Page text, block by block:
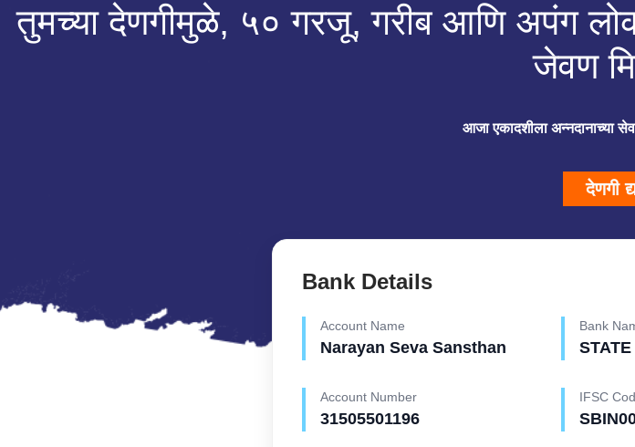
तुमच्या देणगीमुळे, ५० गरजू, गरीब आणि अपंग
जेवण
आजा एकादशीला अन्नदानाच्या
देणगी
Bank Details
Account Name
Narayan Seva Sansthan
Bank
Account Number
31505501196
IFSC